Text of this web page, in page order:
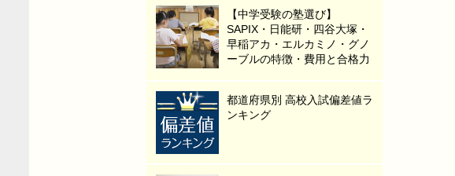
【中学受験の塾選び】
SAPIX・日能研・四谷大塚・
早稲アカ・エルカミノ・グノ
ーブルの特徴・費用と合格力
都道府県別 高校入試偏差値ラ
ンキング